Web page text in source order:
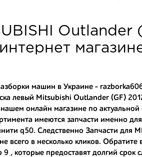
запчасти, отказываясь от контрафактных
нашу разборку как надежного и
автомобилей, то консультанты нашего
выбором по каталогу
решение. Ведь наши запчасти:
по превосходным европейским и японским
ресурс, и долго прослужат вам.
Outlander
машин в Украине -
левый Mitsubishi Outlander (GF)
онлайн магазине по актуальной
имеются запчасти именно
q50. Следственно Запчасти для
всего в несколько кликов. Обратите
9 , которые предоставят долгий